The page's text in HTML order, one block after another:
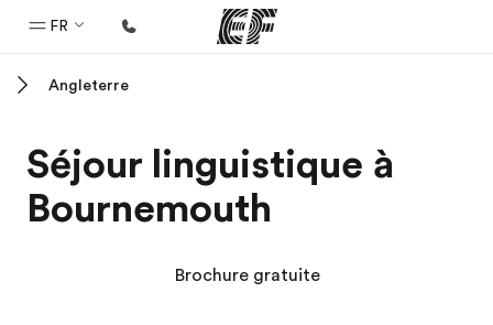
FR
Programmes
Nos offres
Angleterre
Séjour linguistique à
Bournemouth
Brochure gratuite